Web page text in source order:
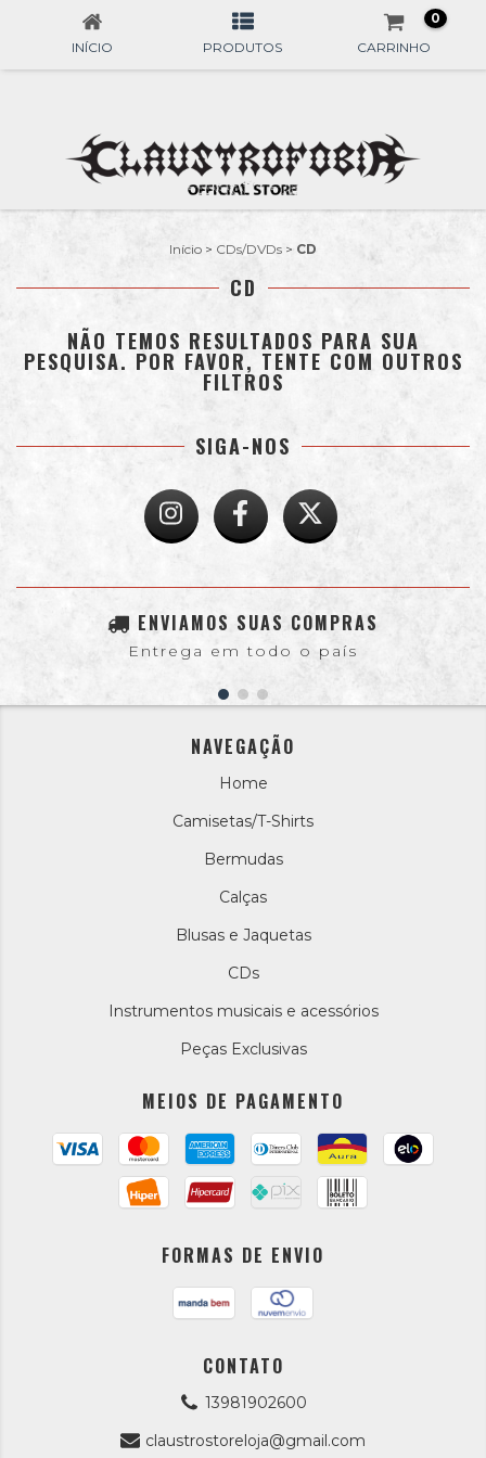
INÍCIO PRODUTOS CARRINHO
0
Início > CDs/DVDs > CD
CD
NÃO TEMOS RESULTADOS PARA SUA
PESQUISA. POR FAVOR, TENTE COM OUTROS
FILTROS
SIGA-NOS
ENVIAMOS SUAS COMPRAS
Entrega em todo o país
NAVEGAÇÃO
Home
Camisetas/T-Shirts
Bermudas
Calças
Blusas e Jaquetas
CDs
Instrumentos musicais e acessórios
Peças Exclusivas
MEIOS DE PAGAMENTO
FORMAS DE ENVIO
CONTATO
13981902600
claustrostoreloja@gmail.com